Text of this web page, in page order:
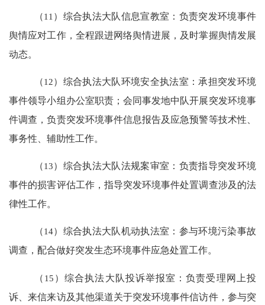
（11 ） 综合执法大队信息宣教室：负责突发环境事件
舆情应对工作，全程跟进网络舆情进展，及时掌握舆情发展
动态。
（12） 综合执法大队环境安全执法室：承担突发环境
事件领导小组办公室职责；会同事发地中队开展突发环境事
件调查，负责突发环境事件信息报告及应急预警等技术性、
事务性、辅助性工作。
（13）综合执法大队法规案审室：负责指导突发环境
事件的损害评估工作，指导突发环境事件处置调查涉及的法
律性工作。
（14） 综合执法大队机动执法室：参与环境污染事故
调查，配合做好突发生态环境事件应急处置工作。
（ 15 ）综合执法大队投诉举报室：负责受理网上投
诉、来信来访及其他渠道关于突发环境事件信访件，参与突